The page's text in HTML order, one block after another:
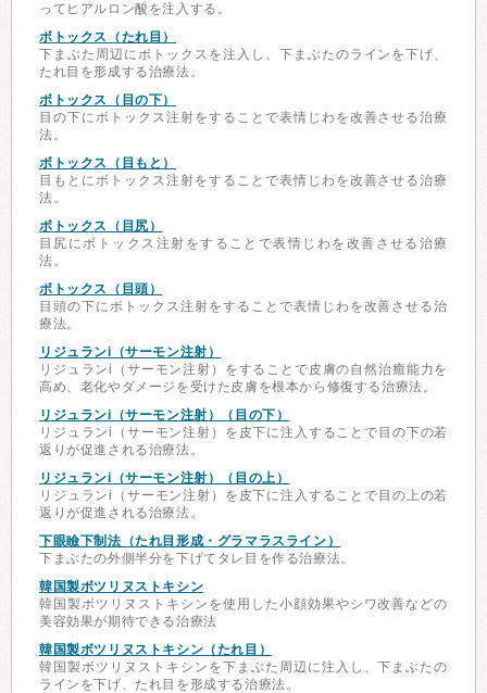
ってヒアルロン酸を注入する。
ボトックス（たれ目）
下まぶた周辺にボトックスを注入し、下まぶたのラインを下げ、
たれ目を形成する治療法。
ボトックス（目の下）
目の下にボトックス注射をすることで表情じわを改善させる治療
法。
ボトックス（目もと）
目もとにボトックス注射をすることで表情じわを改善させる治療
法。
ボトックス（目尻）
目尻にボトックス注射をすることで表情じわを改善させる治療
法。
ボトックス（目頭）
目頭の下にボトックス注射をすることで表情じわを改善させる治
療法。
リジュランi（サーモン注射）
リジュランi（サーモン注射）をすることで皮膚の自然治癒能力を
高め、老化やダメージを受けた皮膚を根本から修復する治療法。
リジュランi（サーモン注射）（目の下）
リジュランi（サーモン注射）を皮下に注入することで目の下の若
返りが促進される治療法。
リジュランi（サーモン注射）（目の上）
リジュランi（サーモン注射）を皮下に注入することで目の上の若
返りが促進される治療法。
下眼瞼下制法（たれ目形成・グラマラスライン）
下まぶたの外側半分を下げてタレ目を作る治療法。
韓国製ボツリヌストキシン
韓国製ボツリヌストキシンを使用した小顔効果やシワ改善などの
美容効果が期待できる治療法
韓国製ボツリヌストキシン（たれ目）
韓国製ボツリヌストキシンを下まぶた周辺に注入し、下まぶたの
ラインを下げ、たれ目を形成する治療法。